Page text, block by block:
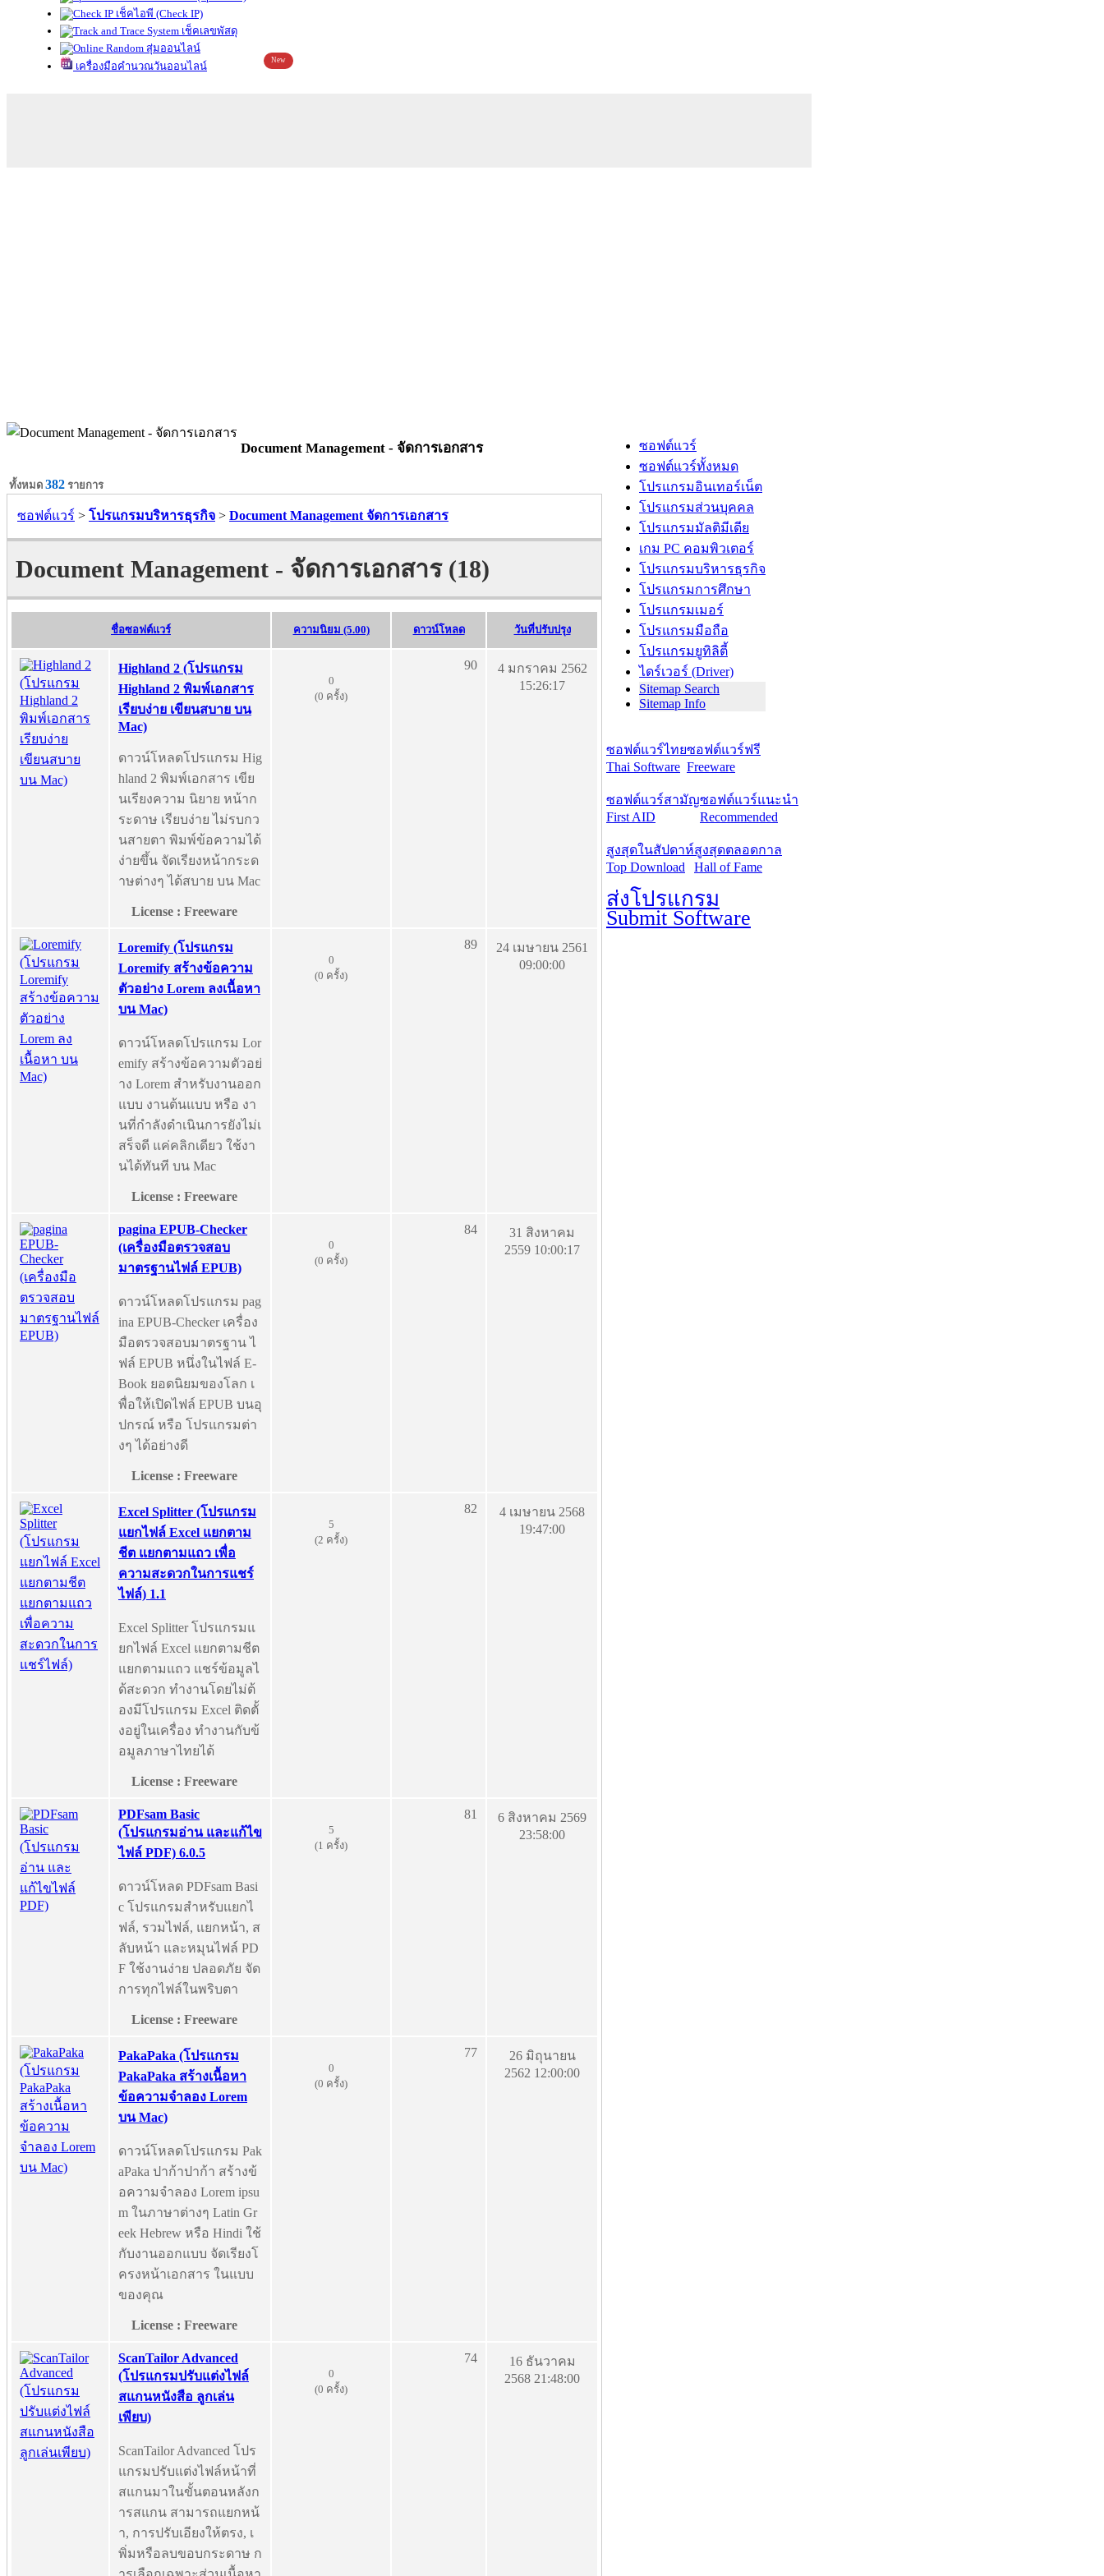
เช็คไอพี (Check IP)
เช็คเลขพัสดุ
สุ่มออนไลน์
เครื่องมือคำนวณวันออนไลน์
New
Document Management - จัดการเอกสาร
ทั้งหมด 382 รายการ
ซอฟต์แวร์ > โปรแกรมบริหารธุรกิจ > Document Management จัดการเอกสาร
Document Management - จัดการเอกสาร (18)
ชื่อซอฟต์แวร์ ความนิยม (5.00) ดาวน์โหลด วันที่ปรับปรุง
Highland 2 (โปรแกรม
Highland 2 พิมพ์เอกสาร
เรียบง่าย เขียนสบาย บน
Mac)
ดาวน์โหลดโปรแกรม Hig
hland 2 พิมพ์เอกสาร เขีย
นเรียงความ นิยาย หน้าก
ระดาษ เรียบง่าย ไม่รบกว
นสายตา พิมพ์ข้อความได้
ง่ายขึ้น จัดเรียงหน้ากระด
าษต่างๆ ได้สบาย บน Mac
License : Freeware
0
(0 ครั้ง)
90
4 มกราคม 2562
15:26:17
Loremify (โปรแกรม
Loremify สร้างข้อความ
ตัวอย่าง Lorem ลงเนื้อหา
บน Mac)
ดาวน์โหลดโปรแกรม Lor
emify สร้างข้อความตัวอย่
าง Lorem สำหรับงานออก
แบบ งานต้นแบบ หรือ งา
นที่กำลังดำเนินการยังไม่เ
สร็จดี แค่คลิกเดียว ใช้งา
นได้ทันที บน Mac
License : Freeware
0
(0 ครั้ง)
89
24 เมษายน 2561
09:00:00
pagina EPUB-Checker
(เครื่องมือตรวจสอบ
มาตรฐานไฟล์ EPUB)
ดาวน์โหลดโปรแกรม pag
ina EPUB-Checker เครื่อง
มือตรวจสอบมาตรฐาน ไ
ฟล์ EPUB หนึ่งในไฟล์ E-
Book ยอดนิยมของโลก เ
พื่อให้เปิดไฟล์ EPUB บนอุ
ปกรณ์ หรือ โปรแกรมต่า
งๆ ได้อย่างดี
License : Freeware
0
(0 ครั้ง)
84
31 สิงหาคม
2559 10:00:17
Excel Splitter (โปรแกรม
แยกไฟล์ Excel แยกตาม
ชีต แยกตามแถว เพื่อ
ความสะดวกในการแชร์
ไฟล์) 1.1
Excel Splitter โปรแกรมแ
ยกไฟล์ Excel แยกตามชีต
แยกตามแถว แชร์ข้อมูลไ
ด้สะดวก ทำงานโดยไม่ต้
องมีโปรแกรม Excel ติดตั้
งอยู่ในเครื่อง ทำงานกับข้
อมูลภาษาไทยได้
License : Freeware
5
(2 ครั้ง)
82
4 เมษายน 2568
19:47:00
PDFsam Basic
(โปรแกรมอ่าน และแก้ไข
ไฟล์ PDF) 6.0.5
ดาวน์โหลด PDFsam Basi
c โปรแกรมสำหรับแยกไ
ฟล์, รวมไฟล์, แยกหน้า, ส
ลับหน้า และหมุนไฟล์ PD
F ใช้งานง่าย ปลอดภัย จัด
การทุกไฟล์ในพริบตา
License : Freeware
5
(1 ครั้ง)
81
6 สิงหาคม 2569
23:58:00
PakaPaka (โปรแกรม
PakaPaka สร้างเนื้อหา
ข้อความจำลอง Lorem
บน Mac)
ดาวน์โหลดโปรแกรม Pak
aPaka ปาก้าปาก้า สร้างข้
อความจำลอง Lorem ipsu
m ในภาษาต่างๆ Latin Gr
eek Hebrew หรือ Hindi ใช้
กับงานออกแบบ จัดเรียงโ
ครงหน้าเอกสาร ในแบบ
ของคุณ
License : Freeware
0
(0 ครั้ง)
77
26 มิถุนายน
2562 12:00:00
ScanTailor Advanced
(โปรแกรมปรับแต่งไฟล์
สแกนหนังสือ ลูกเล่น
เพียบ)
ScanTailor Advanced โปร
แกรมปรับแต่งไฟล์หน้าที่
สแกนมาในขั้นตอนหลังก
ารสแกน สามารถแยกหน้
า, การปรับเอียงให้ตรง, เ
พิ่มหรือลบขอบกระดาษ ก
0
(0 ครั้ง)
74
16 ธันวาคม
2568 21:48:00
ซอฟต์แวร์
ซอฟต์แวร์ทั้งหมด
โปรแกรมอินเทอร์เน็ต
โปรแกรมส่วนบุคคล
โปรแกรมมัลติมีเดีย
เกม PC คอมพิวเตอร์
โปรแกรมบริหารธุรกิจ
โปรแกรมการศึกษา
โปรแกรมเมอร์
โปรแกรมมือถือ
โปรแกรมยูทิลิตี้
ไดร์เวอร์ (Driver)
Sitemap Search
Sitemap Info
ซอฟต์แวร์ไทย
Thai Software
ซอฟต์แวร์ฟรี
Freeware
ซอฟต์แวร์สามัญ
First AID
ซอฟต์แวร์แนะนำ
Recommended
สูงสุดในสัปดาห์
Top Download
สูงสุดตลอดกาล
Hall of Fame
ส่งโปรแกรม
Submit Software